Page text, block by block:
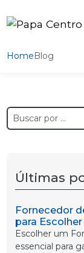
HomeBlog
Últimas
Fornecedor
para
Escolher um
essencial para